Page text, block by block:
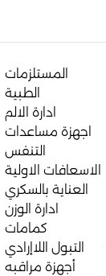
المستلزمات
الطبية
ادارة الالم
اجهزة مساعدات
التنفس
الاسعافات الاولية
العناية بالسكري
ادارة الوزن
كمامات
التبول اللاإرادي
أجهزة مراقبه